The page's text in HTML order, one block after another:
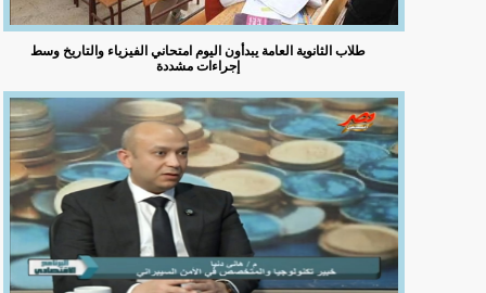
طلاب الثانوية العامة يبدأون اليوم امتحاني الفيزياء والتاريخ وسط
إجراءات مشددة